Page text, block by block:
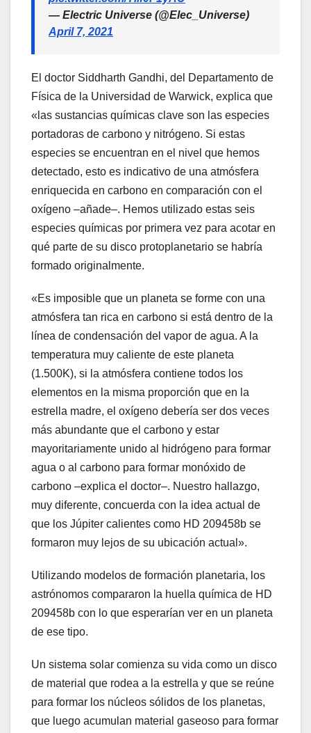
— Electric Universe (@Elec_Universe)
April 7, 2021
El doctor Siddharth Gandhi, del Departamento de
Física de la Universidad de Warwick, explica que
«las sustancias químicas clave son las especies
portadoras de carbono y nitrógeno. Si estas
especies se encuentran en el nivel que hemos
detectado, esto es indicativo de una atmósfera
enriquecida en carbono en comparación con el
oxígeno –añade–. Hemos utilizado estas seis
especies químicas por primera vez para acotar en
qué parte de su disco protoplanetario se habría
formado originalmente.
«Es imposible que un planeta se forme con una
atmósfera tan rica en carbono si está dentro de la
línea de condensación del vapor de agua. A la
temperatura muy caliente de este planeta
(1.500K), si la atmósfera contiene todos los
elementos en la misma proporción que en la
estrella madre, el oxígeno debería ser dos veces
más abundante que el carbono y estar
mayoritariamente unido al hidrógeno para formar
agua o al carbono para formar monóxido de
carbono –explica el doctor–. Nuestro hallazgo,
muy diferente, concuerda con la idea actual de
que los Júpiter calientes como HD 209458b se
formaron muy lejos de su ubicación actual».
Utilizando modelos de formación planetaria, los
astrónomos compararon la huella química de HD
209458b con lo que esperarían ver en un planeta
de ese tipo.
Un sistema solar comienza su vida como un disco
de material que rodea a la estrella y que se reúne
para formar los núcleos sólidos de los planetas,
que luego acumulan material gaseoso para formar